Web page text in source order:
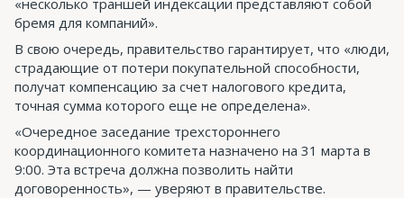
«несколько траншей индексации представляют собой
бремя для компаний».
В свою очередь, правительство гарантирует, что «люди,
страдающие от потери покупательной способности,
получат компенсацию за счет налогового кредита,
точная сумма которого еще не определена».
«Очередное заседание трехстороннего
координационного комитета назначено на 31 марта в
9:00. Эта встреча должна позволить найти
договоренность», — уверяют в правительстве.